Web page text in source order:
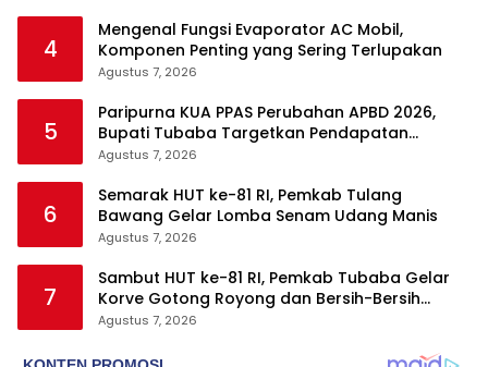
4
Mengenal Fungsi Evaporator AC Mobil,
Komponen Penting yang Sering Terlupakan
Agustus 7, 2026
5
Paripurna KUA PPAS Perubahan APBD 2026,
Bupati Tubaba Targetkan Pendapatan
Daerah Rp820,3 Miliar
Agustus 7, 2026
6
Semarak HUT ke-81 RI, Pemkab Tulang
Bawang Gelar Lomba Senam Udang Manis
Agustus 7, 2026
7
Sambut HUT ke-81 RI, Pemkab Tubaba Gelar
Korve Gotong Royong dan Bersih-Bersih
Serentak
Agustus 7, 2026